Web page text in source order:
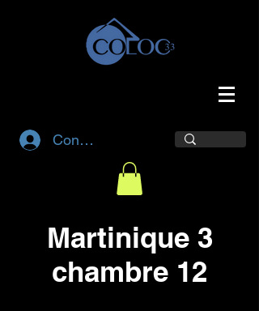
Connexion
Martinique 3
chambre 12